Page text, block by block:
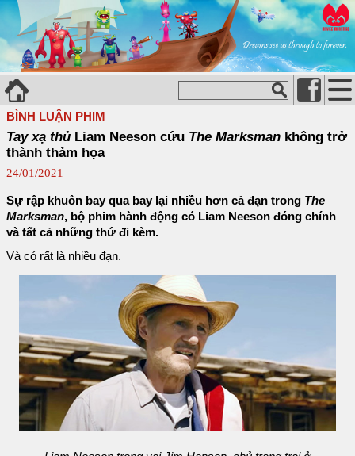
BÌNH LUẬN PHIM
Tay xạ thủ Liam Neeson cứu The Marksman không trở
thành thảm họa
24/01/2021
Sự rập khuôn bay qua bay lại nhiều hơn cả đạn trong The
Marksman, bộ phim hành động có Liam Neeson đóng chính
và tất cả những thứ đi kèm.
Và có rất là nhiều đạn.